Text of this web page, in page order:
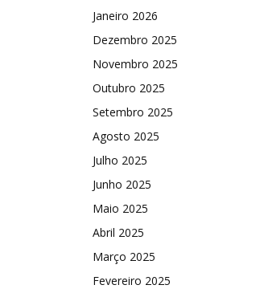
Janeiro 2026
Dezembro 2025
Novembro 2025
Outubro 2025
Setembro 2025
Agosto 2025
Julho 2025
Junho 2025
Maio 2025
Abril 2025
Março 2025
Fevereiro 2025